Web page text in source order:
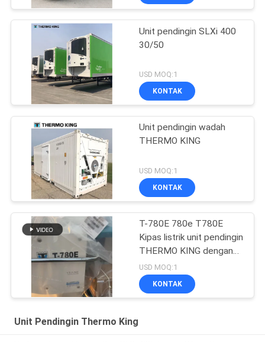
Unit pendingin SLXi 400
30/50
USD MOQ:1
KONTAK
Unit pendingin wadah
THERMO KING
USD MOQ:1
KONTAK
T-780E 780e T780E
Kipas listrik unit pendingin
THERMO KING dengan
mesin diesel dengan
siaga listrik buatan China
USD MOQ:1
KONTAK
Unit Pendingin Thermo King